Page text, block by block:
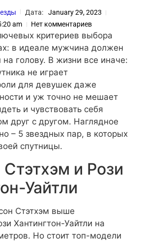
Netflix опубликовал трейлер спин-оффа “Бриджертонов” о королеве Шарлотте
Дата:
January 29, 2023
am Нет комментариев
критериев выбора
в идеале мужчина должен
голову. В жизни все иначе:
не играет
для девушек даже
и уж точно не мешает
и чувствовать себя
друг с другом. Наглядное
– 5 звездных пар, в которых
спутницы.
и Рози
Уайтли
Стэтхэм выше
Хантингтон-Уайтли на
Но стоит топ-модели